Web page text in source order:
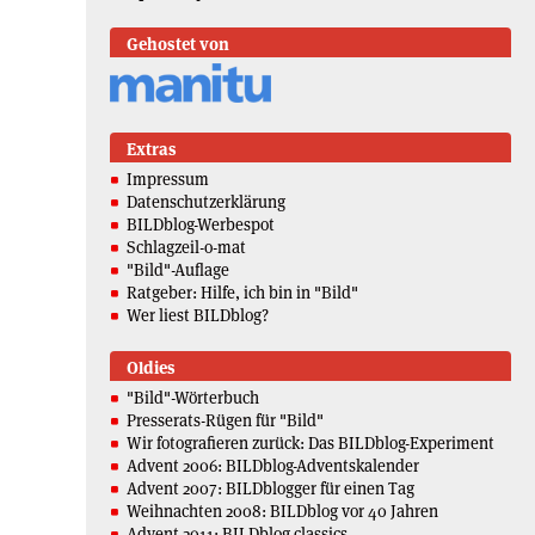
Gehostet von
Extras
Impressum
Datenschutzerklärung
BILDblog-Werbespot
Schlagzeil-o-mat
"Bild"-Auflage
Ratgeber: Hilfe, ich bin in "Bild"
Wer liest BILDblog?
Oldies
"Bild"-Wörterbuch
Presserats-Rügen für "Bild"
Wir fotografieren zurück: Das BILDblog-Experiment
Advent 2006: BILDblog-Adventskalender
Advent 2007: BILDblogger für einen Tag
Weihnachten 2008: BILDblog vor 40 Jahren